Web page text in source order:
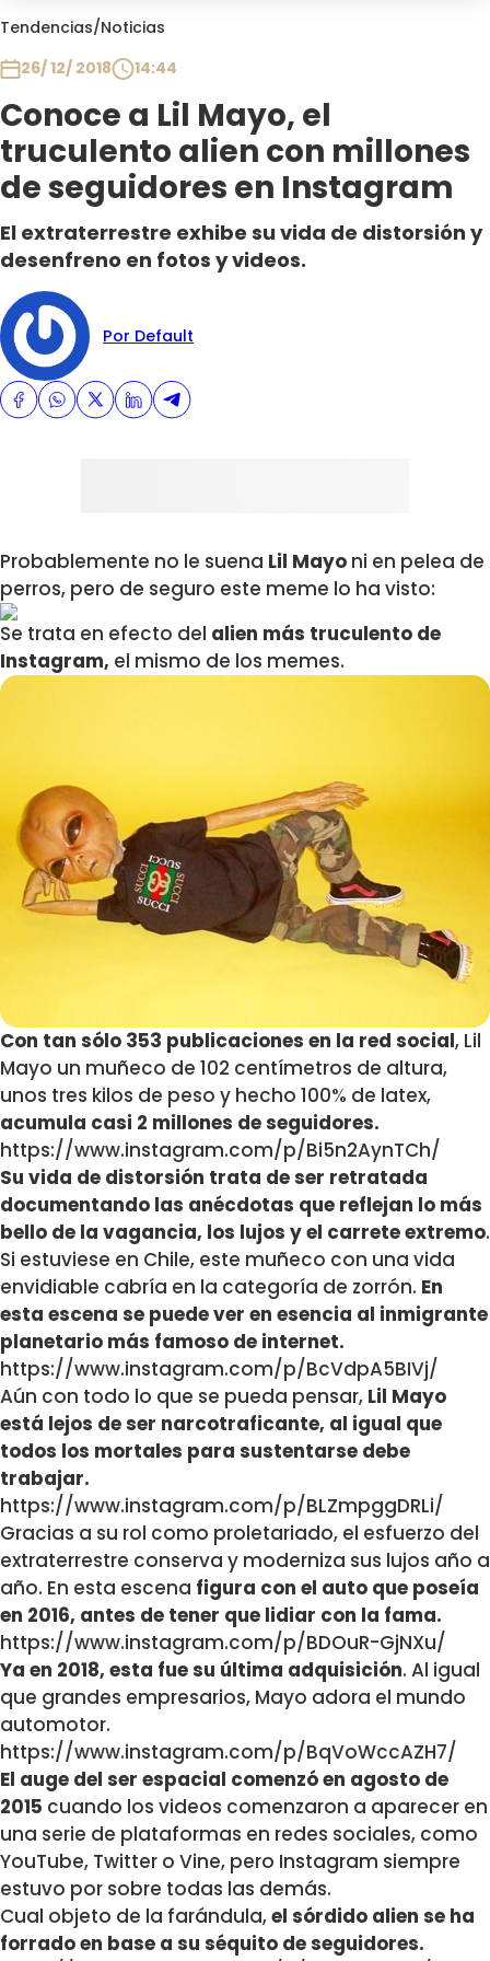
Tendencias/Noticias
26/ 12/ 2018
14:44
Conoce a Lil Mayo, el
truculento alien con millones
de seguidores en Instagram
El extraterrestre exhibe su vida de distorsión y
desenfreno en fotos y videos.
Por Default
Probablemente no le suena Lil Mayo ni en pelea de
perros, pero de seguro este meme lo ha visto:
Se trata en efecto del alien más truculento de
Instagram, el mismo de los memes.
Con tan sólo 353 publicaciones en la red social, Lil
Mayo un muñeco de 102 centímetros de altura,
unos tres kilos de peso y hecho 100% de latex,
acumula casi 2 millones de seguidores.
https://www.instagram.com/p/Bi5n2AynTCh/
Su vida de distorsión trata de ser retratada
documentando las anécdotas que reflejan lo más
bello de la vagancia, los lujos y el carrete extremo.
Si estuviese en Chile, este muñeco con una vida
envidiable cabría en la categoría de zorrón. En
esta escena se puede ver en esencia al inmigrante
planetario más famoso de internet.
https://www.instagram.com/p/BcVdpA5BIVj/
Aún con todo lo que se pueda pensar, Lil Mayo
está lejos de ser narcotraficante, al igual que
todos los mortales para sustentarse debe
trabajar.
https://www.instagram.com/p/BLZmpggDRLi/
Gracias a su rol como proletariado, el esfuerzo del
extraterrestre conserva y moderniza sus lujos año a
año. En esta escena figura con el auto que poseía
en 2016, antes de tener que lidiar con la fama.
https://www.instagram.com/p/BDOuR-GjNXu/
Ya en 2018, esta fue su última adquisición. Al igual
que grandes empresarios, Mayo adora el mundo
automotor.
https://www.instagram.com/p/BqVoWccAZH7/
El auge del ser espacial comenzó en agosto de
2015 cuando los videos comenzaron a aparecer en
una serie de plataformas en redes sociales, como
YouTube, Twitter o Vine, pero Instagram siempre
estuvo por sobre todas las demás.
Cual objeto de la farándula,el sórdido alien se ha
forrado en base a su séquito de seguidores.
Club De La Comedia
Plan Perfecto
El Tiempo
Sabingo
Todos Los Programas